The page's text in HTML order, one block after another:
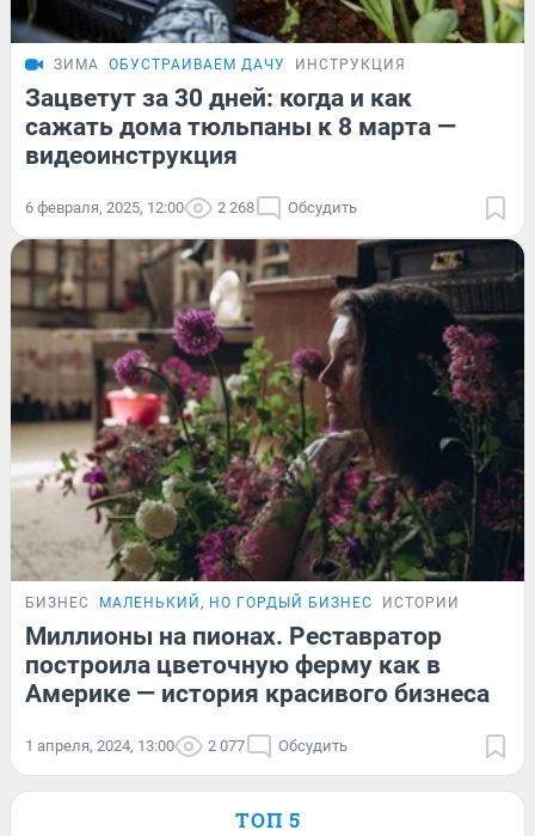
ЗИМА ОБУСТРАИВАЕМ ДАЧУ ИНСТРУКЦИЯ
Зацветут за 30 дней: когда и как
сажать дома тюльпаны к 8 марта —
видеоинструкция
6 февраля, 2025, 12:00 2 268 Обсудить
БИЗНЕС МАЛЕНЬКИЙ, НО ГОРДЫЙ БИЗНЕС ИСТОРИИ
Миллионы на пионах. Реставратор
построила цветочную ферму как в
Америке — история красивого бизнеса
1 апреля, 2024, 13:00 2 077 Обсудить
ТОП 5